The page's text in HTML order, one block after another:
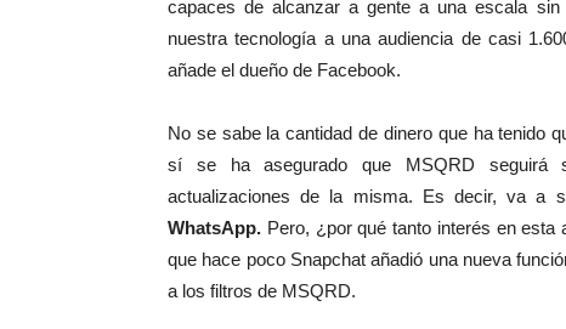
capaces de alcanzar a gente a una escala
nuestra tecnología a una audiencia de casi
añade el dueño de Facebook.
No se sabe la cantidad de dinero que ha tenido
sí se ha asegurado que MSQRD seguirá
actualizaciones de la misma. Es decir, va a
WhatsApp. Pero, ¿por qué tanto interés en
que hace poco Snapchat añadió una nueva
a los filtros de MSQRD.